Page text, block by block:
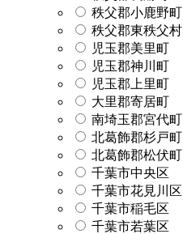
秩父郡小鹿野町
秩父郡東秩父村
児玉郡美里町
児玉郡神川町
児玉郡上里町
大里郡寄居町
南埼玉郡宮代町
北葛飾郡杉戸町
北葛飾郡松伏町
千葉市中央区
千葉市花見川区
千葉市稲毛区
千葉市若葉区